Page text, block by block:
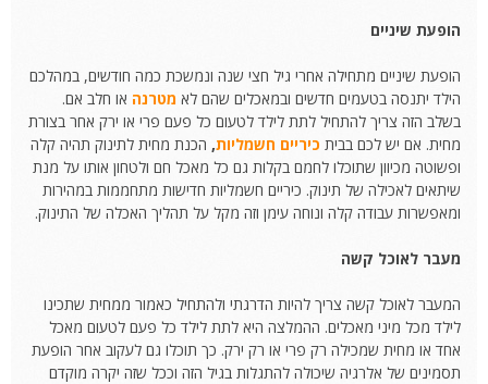
הופעת שיניים
הופעת שיניים מתחילה אחרי גיל חצי שנה ונמשכת כמה חודשים, במהלכם
הילד יתנסה בטעמים חדשים ובמאכלים שהם לא מטרנה או חלב אם.
בשלב הזה צריך להתחיל לתת לילד לטעום כל פעם פרי או ירק אחר בצורת
מחית. אם יש לכם בבית כיריים חשמליות, הכנת מחית לתינוק תהיה קלה
ופשוטה מכיוון שתוכלו לחמם בקלות גם כל מאכל חם ולטחון אותו על מנת
שיתאים לאכילה של תינוק. כיריים חשמליות חדישות מתחממות במהירות
ומאפשרות עבודה קלה ונוחה עימן וזה מקל על תהליך האכלה של התינוק.
מעבר לאוכל קשה
המעבר לאוכל קשה צריך להיות הדרגתי ולהתחיל כאמור ממחית שתכינו
לילד מכל מיני מאכלים. ההמלצה היא לתת לילד כל פעם לטעום מאכל
אחד או מחית שמכילה רק פרי או רק ירק. כך תוכלו גם לעקוב אחר הופעת
תסמינים של אלרגיה שיכולה להתגלות בגיל הזה וככל שזה יקרה מוקדם